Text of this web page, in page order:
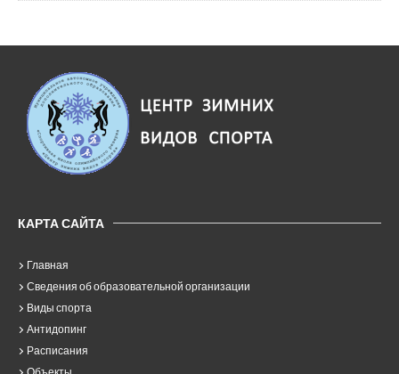
КАРТА САЙТА
Главная
Сведения об образовательной организации
Виды спорта
Антидопинг
Расписания